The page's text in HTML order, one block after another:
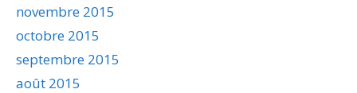
novembre 2015
octobre 2015
septembre 2015
août 2015